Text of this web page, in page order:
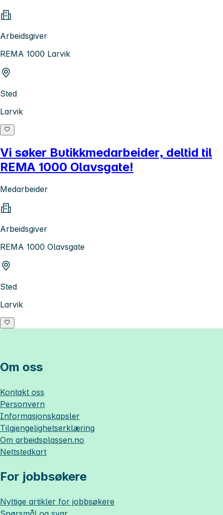
Arbeidsgiver
REMA 1000 Larvik
Sted
Larvik
Vi søker Butikkmedarbeider, deltid til
REMA 1000 Olavsgate!
Medarbeider
Arbeidsgiver
REMA 1000 Olavsgate
Sted
Larvik
Om oss
Kontakt oss
Personvern
Informasjonskapsler
Tilgjengelighetserklæring
Om arbeidsplassen.no
Nettstedkart
For jobbsøkere
Nyttige artikler for jobbsøkere